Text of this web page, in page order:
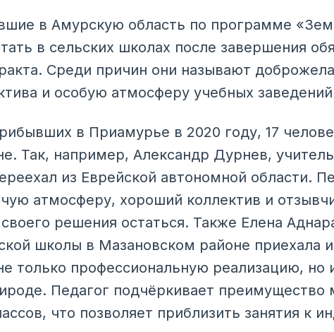
в Амурскую область по программе
в сельских школах после завершения
Среди причин они называют
и особую атмосферу учебных
в Приамурье в 2020 году, 17
Так, например, Александр Дурнев,
из Еврейской автономной области.
атмосферу, хороший коллектив и
решения остаться. Также Елена
школы в Мазановском районе приехала
только профессиональную реализацию, но
Педагог подчёркивает преимущество
что позволяет приблизить занятия к